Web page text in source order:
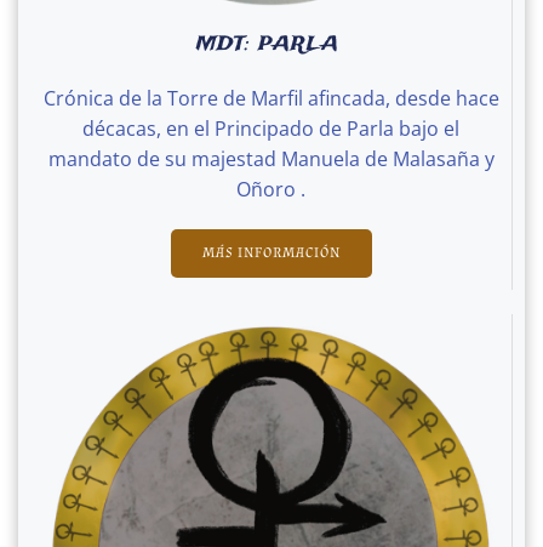
MDT: PARLA
Crónica de la Torre de Marfil afincada, desde hace
décacas, en el Principado de Parla bajo el
mandato de su majestad Manuela de Malasaña y
Oñoro .
MÁS INFORMACIÓN